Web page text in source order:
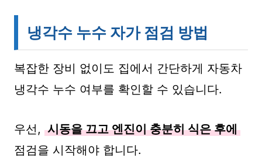
냉각수 누수 자가 점검 방법
복잡한 장비 없이도 집에서 간단하게 자동차
냉각수 누수 여부를 확인할 수 있습니다.
우선, 시동을 끄고 엔진이 충분히 식은 후에
점검을 시작해야 합니다.